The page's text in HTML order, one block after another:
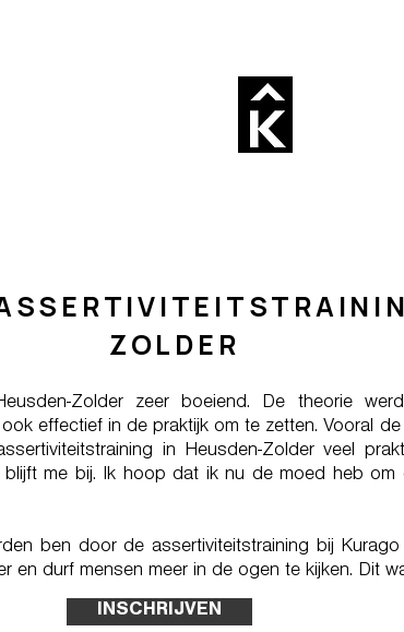
ZOLDER
Zolder zeer boeiend. De theorie
effectief in de praktijk om te zetten. Vooral
in Heusden-Zolder veel
blijft me bij. Ik hoop dat ik nu de moed heb
ben door de assertiviteitstraining bij Kurago
en durf mensen meer in de ogen te kijken. Dit
INSCHRIJVEN